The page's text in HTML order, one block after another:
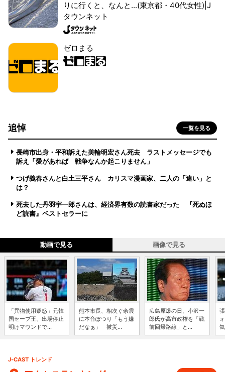
りに行くと、なんと...(東京都・40代女性)|J
タウンネット
ゼロまる
追悼 一覧を見る
長崎市出身・平和訴えた美輪明宏さん死去 ラストメッセージでも
訴え「愛があれば 戦争なんか起こりません」
つげ義春さんと白土三平さん カリスマ漫画家、二人の「違い」と
は？
死去した丹羽宇一郎さんは、経済界有数の読書家だった 『死ぬほ
ど読書』ベストセラーに
動画で見る 画像で見る
「異物使用疑惑」元韓
国セーブ王、出場停止
明けマウンドで...
熊本市長、相次ぐ余震
に本音ぽつり「もう嫌
だなぁ」 被災...
広島原爆の日、小沢一
郎氏が高市政権を「戦
前回帰路線」と...
J-CAST トレンド